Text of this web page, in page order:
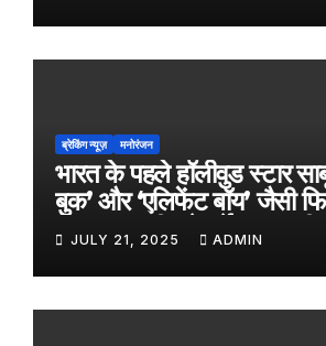
ब्रेकिंग न्यूज़ मनोरंजन
भारत के पहले हॉलीवुड स्टार
बुक’ और ‘एलिफेंट बॉय’ जैसी
काम, जल्द ही बड़े पर्दे पर आएगी
JULY 21, 2025 ADMIN